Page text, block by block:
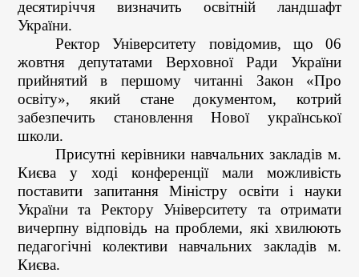
десятиріччя визначить освітній ландшафт
України.
Ректор Університету повідомив, що 06
жовтня депутатами Верховної Ради України
прийнятий в першому читанні Закон «Про
освіту», який стане документом, котрий
забезпечить становлення Нової української
школи.
Присутні керівники навчальних закладів м.
Києва у ході конференції мали можливість
поставити запитання Міністру освіти і науки
України та Ректору Університету та отримати
вичерпну відповідь на проблеми, які хвилюють
педагогічні колективи навчальних закладів м.
Києва.